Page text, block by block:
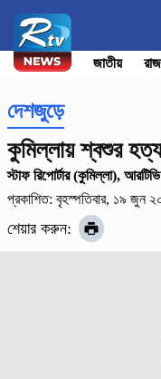
জাতীয়
দেশজুড়ে
কুমিল্লায় শ্বশুর
স্টাফ রিপোর্টার (কুমিল্লা),
প্রকাশিত: বৃহস্পতিবার, ১৯ জুন
শেয়ার করুন: